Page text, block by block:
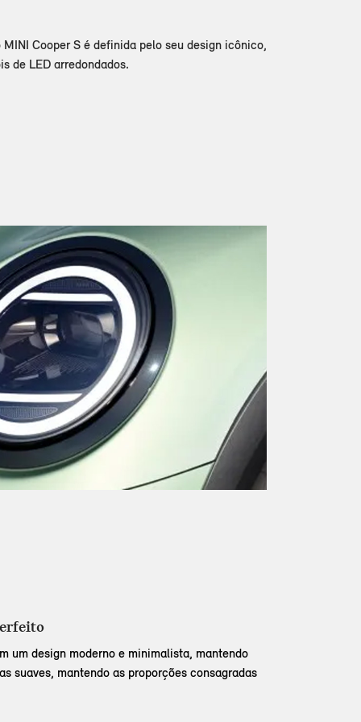
Cooper S é definida pelo seu design icônico,
de LED arredondados.
um design moderno e minimalista, mantendo
suaves, mantendo as proporções consagradas